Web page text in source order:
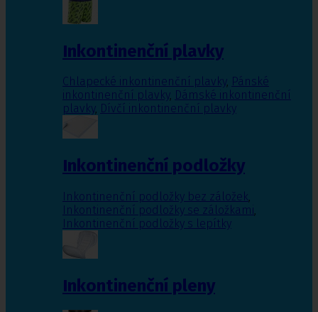
Inkontinenční plavky
Chlapecké inkontinenční plavky, Pánské
inkontinenční plavky, Dámské inkontinenční
plavky, Dívčí inkontinenční plavky
Inkontinenční podložky
Inkontinenční podložky bez záložek,
Inkontinenční podložky se záložkami,
Inkontinenční podložky s lepítky
Inkontinenční pleny